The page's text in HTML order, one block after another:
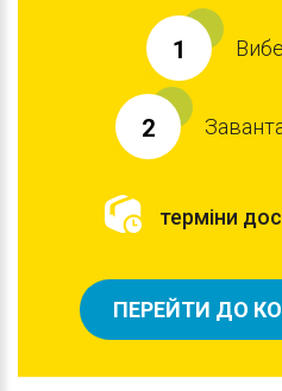
1
2
терміни
ПЕРЕЙТИ ДО